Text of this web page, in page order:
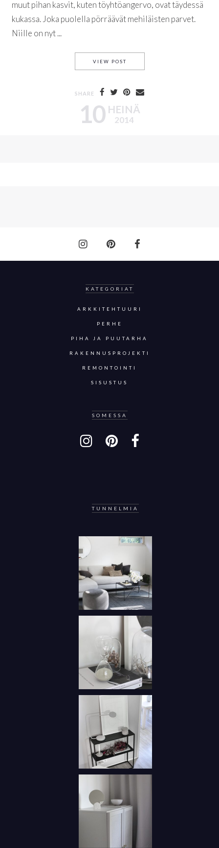
muut pihan kasvit, kuten töyhtöangervo, ovat täydessä
kukassa. Joka puolella pörräävät mehiläisten parvet.
Niille on nyt ...
10 HEINÄ
2014
VIEW POSTHUIKEA PIONILOISTO
SHARE
KATEGORIAT
ARKKITEHTUURI
PERHE
PIHA JA PUUTARHA
RAKENNUSPROJEKTI
REMONTOINTI
SISUSTUS
SOMESSA
TUNNELMIA